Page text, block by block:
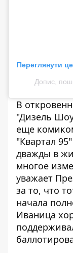
Переглянути
Допис,
В
"Дизель
еще
"Квартал
дважды в
многое
уважает
за то, что
начала
Иваница